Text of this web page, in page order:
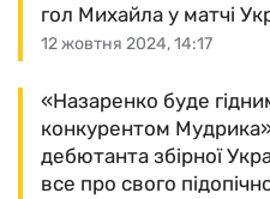
12 жовтня 2024, 14:17
гол Михайла у матчі
«Назаренко буде
конкурентом
дебютанта збірної
все про свого